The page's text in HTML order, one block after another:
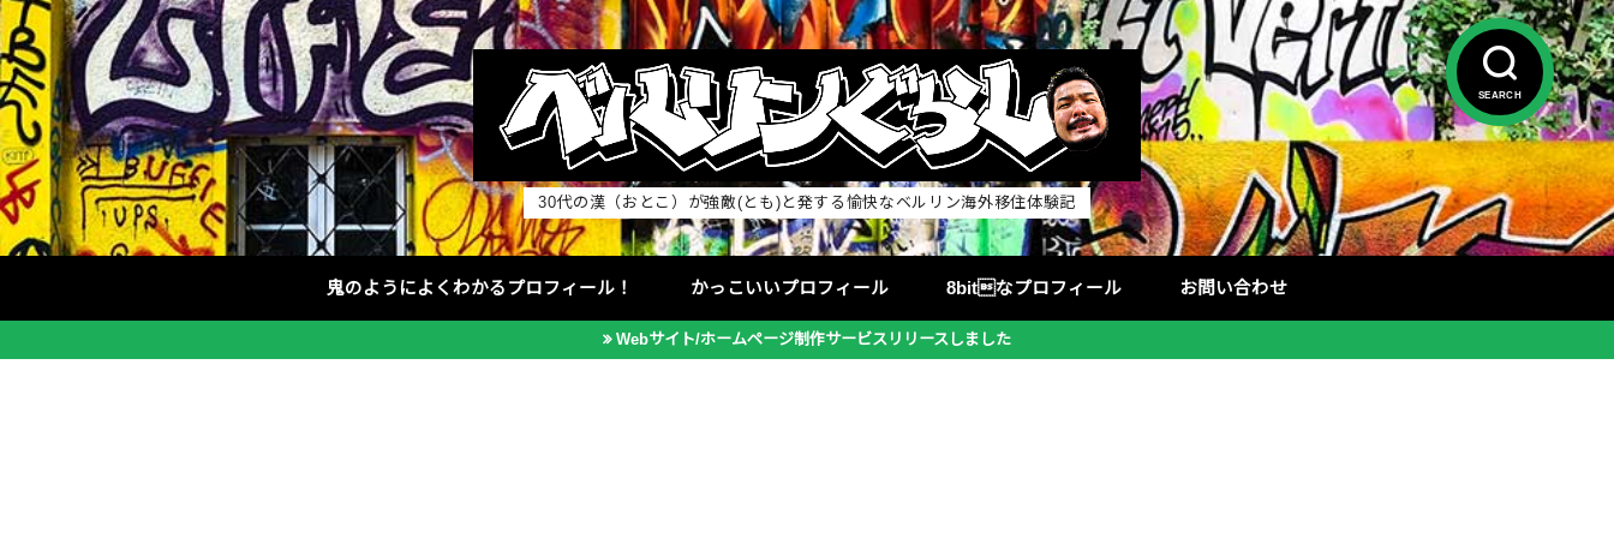
SEARCH
30代の漢（おとこ）が強敵(とも)と発する愉快なベルリン海外移住体験記
鬼のようによくわかるプロフィール！ かっこいいプロフィール 8bitなプロフィール お問い合わせ
Webサイト/ホームページ制作サービスリリースしました